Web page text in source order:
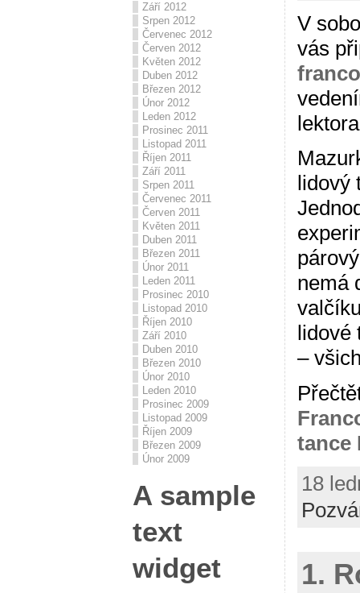
Září 2012
Srpen 2012
Červenec 2012
Červen 2012
Květen 2012
Duben 2012
Březen 2012
Únor 2012
Leden 2012
Prosinec 2011
Listopad 2011
Říjen 2011
Září 2011
Srpen 2011
Červenec 2011
Červen 2011
Květen 2011
Duben 2011
Březen 2011
Únor 2011
Leden 2011
Prosinec 2010
Listopad 2010
Říjen 2010
Září 2010
Duben 2010
Březen 2010
Únor 2010
Leden 2010
Prosinec 2009
Listopad 2009
Říjen 2009
Březen 2009
Únor 2009
A sample
text
widget
V
vás
lidový
nemá
lidové
–
tance
18
1.